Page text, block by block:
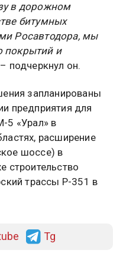
в дорожном
битумных
Росавтодора, мы
покрытий и
подчеркнул он.
запланированы
предприятия для
5 «Урал» в
расширение
шоссе) в
строительство
трассы Р-351 в
Tg